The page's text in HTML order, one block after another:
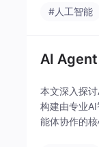
#人工智能
AI Agent
本文深入探
构建由专业
能体协作的